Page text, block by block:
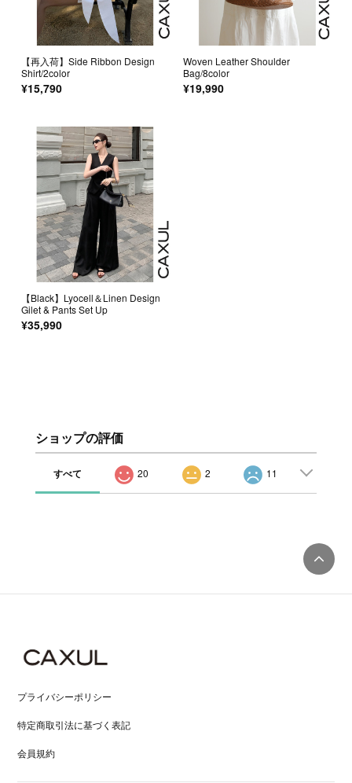
【再入荷】Side Ribbon Design
Shirt/2color
¥15,790
Woven Leather Shoulder
Bag/8color
¥19,990
【Black】Lyocell＆Linen Design
Gilet & Pants Set Up
¥35,990
ショップの評価
すべて 20 2 11
プライバシーポリシー
特定商取引法に基づく表記
会員規約